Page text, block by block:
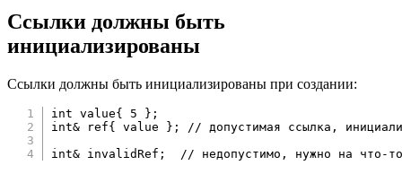
Ссылки должны быть
инициализированы
Ссылки должны быть инициализированы при создании:
int value{ 5 } ;
int& ref{ value } ;
// допустимая ссылка,
int& invalidRef ; // недопустимо, нужно на что-